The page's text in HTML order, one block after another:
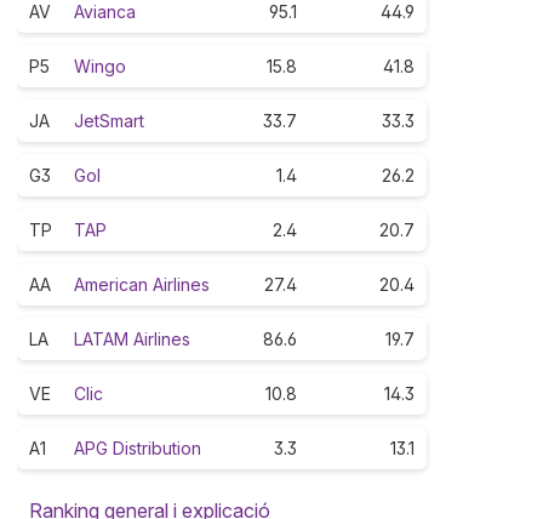
AV Avianca 95.1 44.9
P5 Wingo 15.8 41.8
JA JetSmart 33.7 33.3
G3 Gol 1.4 26.2
TP TAP 2.4 20.7
AA American Airlines 27.4 20.4
LA LATAM Airlines 86.6 19.7
VE Clic 10.8 14.3
A1 APG Distribution 3.3 13.1
Ranking general i explicació